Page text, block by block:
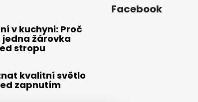
v kuchyni: Proč
žárovka
stropu
kvalitní světlo
zapnutím
Facebook